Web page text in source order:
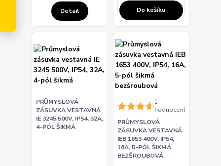
Detail Do košíku
PRŮMYSLOVÁ
ZÁSUVKA VESTAVNÁ
IE 3245 500V, IP54, 32A,
4-PÓL ŠIKMÁ
1
hodnocení
PRŮMYSLOVÁ
ZÁSUVKA VESTAVNÁ
IEB 1653 400V, IP54,
16A, 5-PÓL ŠIKMÁ
BEZŠROUBOVÁ